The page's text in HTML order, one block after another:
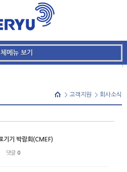
메뉴 보기
고객지원 회사소식
기기 박람회(CMEF)
댓글 0
케치북5
케치북5